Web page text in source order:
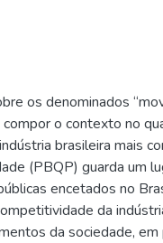
os denominados
o contexto no
brasileira mais
(PBQP) guarda um
encetados no
da
da sociedade,